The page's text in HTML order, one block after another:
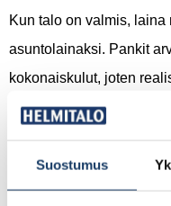
Suostumus
Kun talo on valmis,
asuntolainaksi. Pankit
kokonaiskulut, joten
projektista on
Mikä on talopaketin